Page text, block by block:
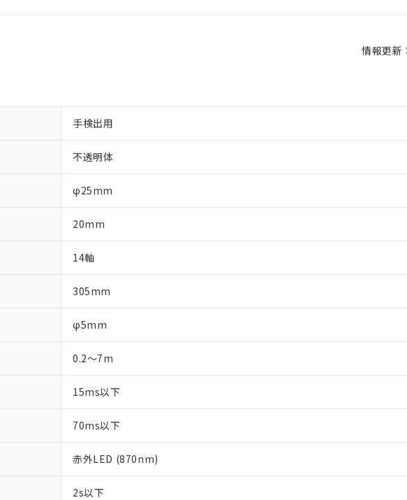
情報更新
手検出用
不透明体
φ25mm
20mm
14軸
305mm
φ5mm
0.2～7m
15ms以下
70ms以下
赤外LED (870nm)
2s以下